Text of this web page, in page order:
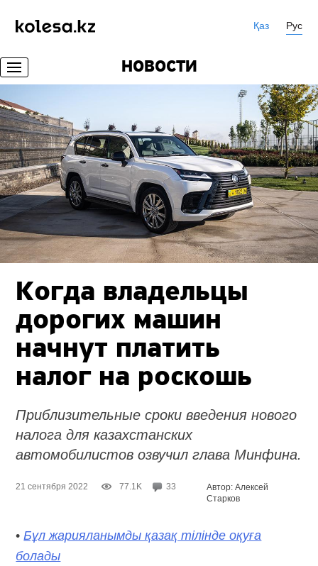
Қаз Рус
НОВОСТИ
Когда владельцы
дорогих машин
начнут платить
налог на роскошь
Приблизительные сроки введения нового
налога для казахстанских
автомобилистов озвучил глава Минфина.
21 сентября 2022 77.1K 33
Автор: Алексей
Старков
•Бұл жарияланымды қазақ тілінде оқуға
болады